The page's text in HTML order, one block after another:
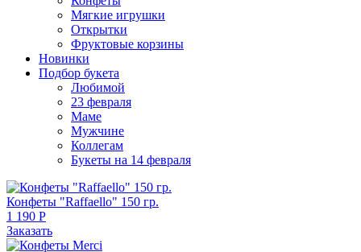
Мягкие игрушки
Открытки
Фруктовые корзины
Новинки
Подбор букета
Любимой
23 февраля
Маме
Мужчине
Коллегам
Букеты на 14 февраля
Конфеты "Raffaello" 150 гр.
1 190 Р
Заказать